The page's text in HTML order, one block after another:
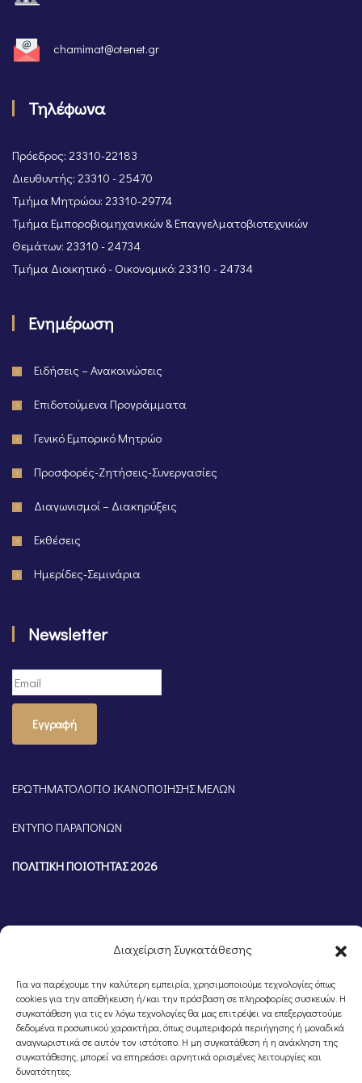
Διαχείριση Συγκατάθεσης
Για να παρέχουμε την καλύτερη εμπειρία, χρησιμοποιούμε τεχνολογίες όπως
cookies για την αποθήκευση ή/και την πρόσβαση σε πληροφορίες συσκευών. Η
συγκατάθεση για τις εν λόγω τεχνολογίες θα μας επιτρέψει να επεξεργαστούμε
δεδομένα προσωπικού χαρακτήρα, όπως συμπεριφορά περιήγησης ή μοναδικά
αναγνωριστικά σε αυτόν τον ιστότοπο. Η μη συγκατάθεση ή η ανάκληση της
συγκατάθεσης, μπορεί να επηρεάσει αρνητικά ορισμένες λειτουργίες και
δυνατότητες.
chamimat@otenet.gr
Τηλέφωνα
Πρόεδρος: 23310-22183
Διευθυντής: 23310 - 25470
Τμήμα Μητρώου: 23310-29774
Τμήμα Εμποροβιομηχανικών & Επαγγελματοβιοτεχνικών
Θεμάτων: 23310 - 24734
Τμήμα Διοικητικό - Οικονομικό: 23310 - 24734
Ενημέρωση
Ειδήσεις – Ανακοινώσεις
Επιδοτούμενα Προγράμματα
Γενικό Εμπορικό Μητρώο
Προσφορές-Ζητήσεις-Συνεργασίες
Διαγωνισμοί – Διακηρύξεις
Εκθέσεις
Ημερίδες-Σεμινάρια
Newsletter
Εγγραφή
ΕΡΩΤΗΜΑΤΟΛΟΓΙΟ ΙΚΑΝΟΠΟΙΗΣΗΣ ΜΕΛΩΝ
ΕΝΤΥΠΟ ΠΑΡΑΠΟΝΩΝ
ΠΟΛΙΤΙΚΗ ΠΟΙΟΤΗΤΑΣ 2026
©Portal Επιμελητηρίου Ημαθίας, Powered byKnowledge A.E.